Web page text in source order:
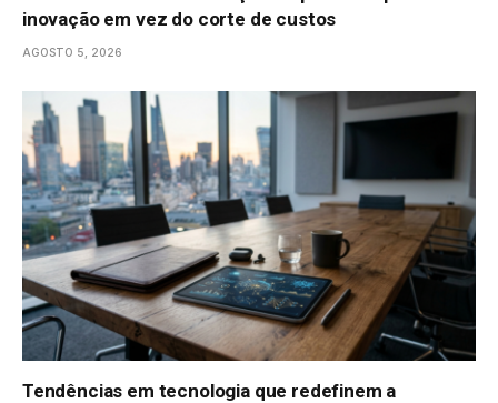
inovação em vez do corte de custos
AGOSTO 5, 2026
Tendências em tecnologia que redefinem a